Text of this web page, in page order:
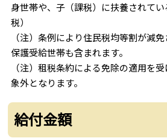
身世帯や、子（課税）に扶養されて
税）
（注）条例により住民税均等割が減
保護受給世帯も含まれます。
（注）租税条約による免除の適用を
象外となります。
給付金額